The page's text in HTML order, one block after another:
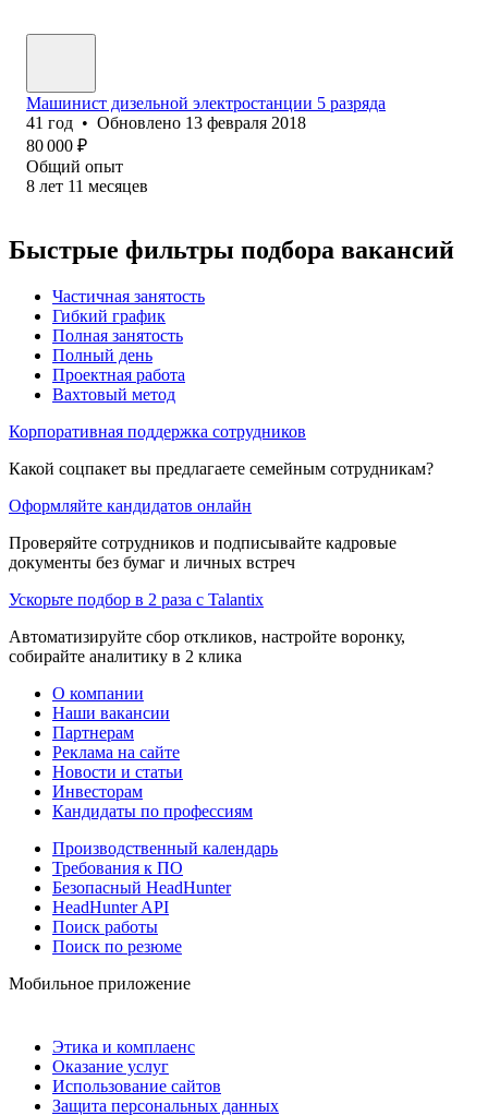
Машинист дизельной электростанции 5 разряда
41 год • Обновлено 13 февраля 2018
80 000 ₽
Общий опыт
8 лет 11 месяцев
Быстрые фильтры подбора вакансий
Частичная занятость
Гибкий график
Полная занятость
Полный день
Проектная работа
Вахтовый метод
Корпоративная поддержка сотрудников
Какой соцпакет вы предлагаете семейным сотрудникам?
Оформляйте кандидатов онлайн
Проверяйте сотрудников и подписывайте кадровые
документы без бумаг и личных встреч
Ускорьте подбор в 2 раза с Talantix
Автоматизируйте сбор откликов, настройте воронку,
собирайте аналитику в 2 клика
О компании
Наши вакансии
Партнерам
Реклама на сайте
Новости и статьи
Инвесторам
Кандидаты по профессиям
Производственный календарь
Требования к ПО
Безопасный HeadHunter
HeadHunter API
Поиск работы
Поиск по резюме
Мобильное приложение
Этика и комплаенс
Оказание услуг
Использование сайтов
Защита персональных данных